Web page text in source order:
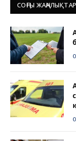
СОҢҒЫ ЖАҢАЛЫҚТАР